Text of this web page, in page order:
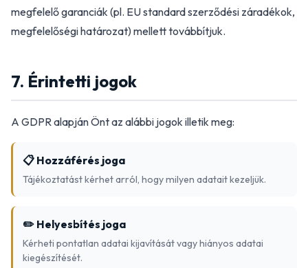
megfelelő garanciák (pl. EU standard szerződési záradékok,
megfelelőségi határozat) mellett továbbítjuk.
7. Érintetti jogok
A GDPR alapján Önt az alábbi jogok illetik meg:
📋 Hozzáférés joga
Tájékoztatást kérhet arról, hogy milyen adatait kezeljük.
✏️ Helyesbítés joga
Kérheti pontatlan adatai kijavítását vagy hiányos adatai
kiegészítését.